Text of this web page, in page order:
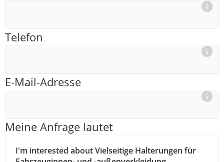
Telefon
E-Mail-Adresse
Meine Anfrage lautet